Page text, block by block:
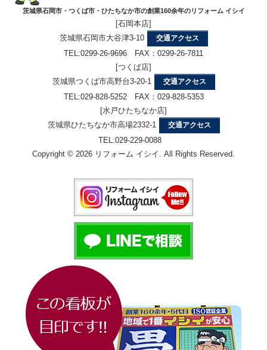
茨城県石岡市・つくば市・ひたちなか市の創業160余年のリフォーム イシイ
[石岡本店]
茨城県石岡市大谷津3-10
交通アクセス
TEL:0299-26-9696 FAX：0299-26-7811
[つくば店]
茨城県つくば市高野台3-20-1
交通アクセス
TEL:029-828-5252 FAX：029-828-5353
[水戸ひたちなか店]
茨城県ひたちなか市高場2332-1
交通アクセス
TEL:029-229-0088
Copyright © 2026 リフォーム イシイ. All Rights Reserved.